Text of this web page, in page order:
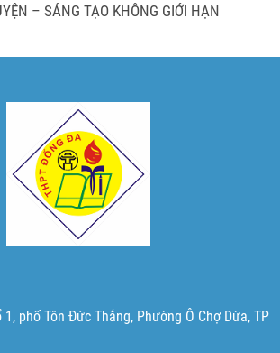
– SÁNG TẠO KHÔNG GIỚI HẠN
phố Tôn Đức Thắng, Phường Ô Chợ Dừa, TP